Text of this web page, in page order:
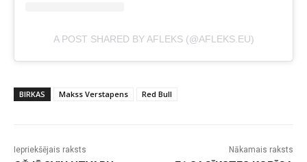
A POST SHARED BY AFLEKS (@AFLEKS.EU)
BIRKAS Makss Verstapens Red Bull
Iepriekšējais raksts Nākamais raksts